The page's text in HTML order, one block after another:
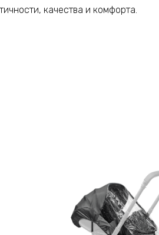
качества и комфорта.